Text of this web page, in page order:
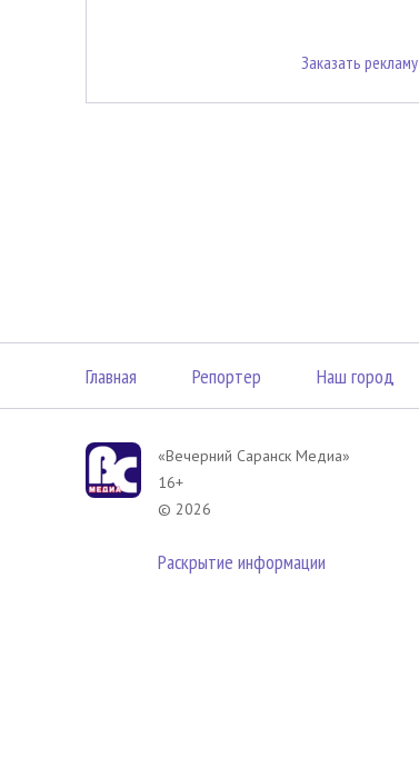
Заказать рекламу
Главная Репортер Наш город
«Вечерний Саранск Mедиа»
16+
© 2026
Раскрытие информации